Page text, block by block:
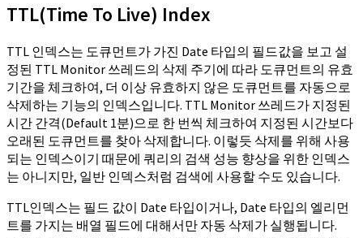
TTL(Time To Live) Index
TTL 인덱스는 도큐먼트가 가진 Date 타입의 필드값을 보고 설
정된 TTL Monitor 쓰레드의 삭제 주기에 따라 도큐먼트의 유효
기간을 체크하여, 더 이상 유효하지 않은 도큐먼트를 자동으로
삭제하는 기능의 인덱스입니다. TTL Monitor 쓰레드가 지정된
시간 간격(Default 1분)으로 한 번씩 체크하여 지정된 시간보다
오래된 도큐먼트를 찾아 삭제합니다. 이렇듯 삭제를 위해 사용
되는 인덱스이기 때문에 쿼리의 검색 성능 향상을 위한 인덱스
는 아니지만, 일반 인덱스처럼 검색에 사용할 수도 있습니다.
TTL인덱스는 필드 값이 Date 타입이거나, Date 타입의 엘리먼
트를 가지는 배열 필드에 대해서만 자동 삭제가 실행됩니다.